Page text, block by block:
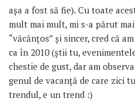
așa a fost să fie). Cu toate
mult mai mult, mi s-a părut
“văcănțos” și sincer, cred că
ca în 2010 (știi tu,
chestie de gust, dar am
genul de vacanță de care zici
trendul, e un trend :)